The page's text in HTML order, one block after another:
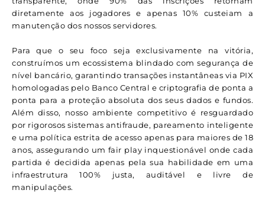
diretamente aos jogadores e apenas 10% custeiam a
manutenção dos nossos servidores.
Para que o seu foco seja exclusivamente na vitória,
construímos um ecossistema blindado com segurança de
nível bancário, garantindo transações instantâneas via PIX
homologadas pelo Banco Central e criptografia de ponta a
ponta para a proteção absoluta dos seus dados e fundos.
Além disso, nosso ambiente competitivo é resguardado
por rigorosos sistemas antifraude, pareamento inteligente
e uma política estrita de acesso apenas para maiores de 18
anos, assegurando um fair play inquestionável onde cada
partida é decidida apenas pela sua habilidade em uma
infraestrutura 100% justa, auditável e livre de
manipulações.